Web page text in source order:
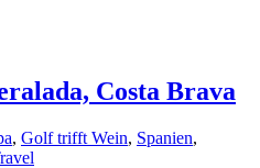
Costa Brava
, Golf trifft Wein, Spanien,